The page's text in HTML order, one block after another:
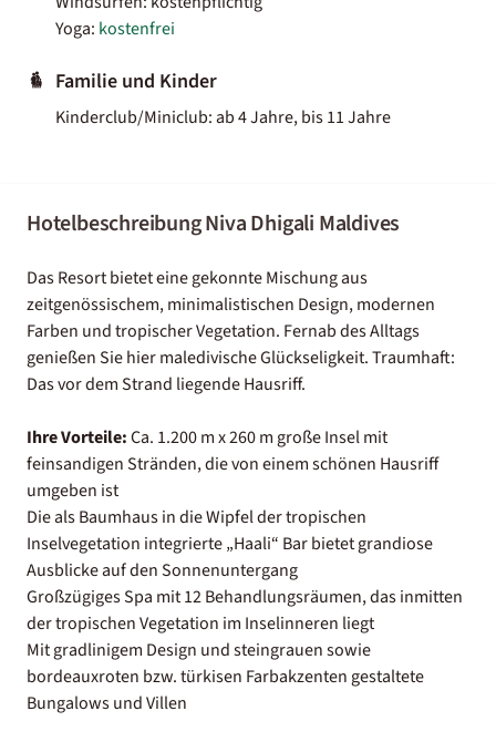
Yoga: kostenfrei
Familie und Kinder
Kinderclub/Miniclub: ab 4 Jahre, bis 11 Jahre
Hotelbeschreibung Niva Dhigali Maldives
Das Resort bietet eine gekonnte Mischung aus
zeitgenössischem, minimalistischen Design, modernen
Farben und tropischer Vegetation. Fernab des Alltags
genießen Sie hier maledivische Glückseligkeit. Traumhaft:
Das vor dem Strand liegende Hausriff.
Ihre Vorteile:Ca. 1.200 m x 260 m große Insel mit
feinsandigen Stränden, die von einem schönen Hausriff
umgeben ist
Die als Baumhaus in die Wipfel der tropischen
Inselvegetation integrierte „Haali“ Bar bietet grandiose
Ausblicke auf den Sonnenuntergang
Großzügiges Spa mit 12 Behandlungsräumen, das inmitten
der tropischen Vegetation im Inselinneren liegt
Mit gradlinigem Design und steingrauen sowie
bordeauxroten bzw. türkisen Farbakzenten gestaltete
Bungalows und Villen